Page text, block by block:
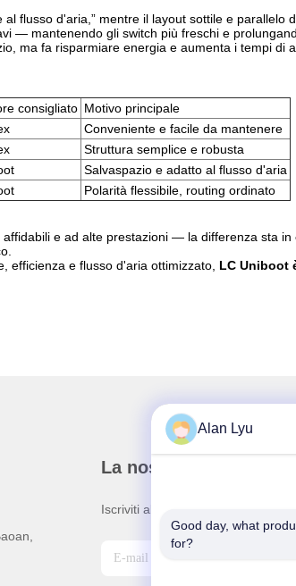
flusso d'aria,” mentre il layout sottile e parallelo
— mantenendo gli switch più freschi e
ma fa risparmiare energia e aumenta i tempi di
consigliato Motivo principale
Conveniente e facile da mantenere
Struttura semplice e robusta
Salvaspazio e adatto al flusso d'aria
Polarità flessibile, routing ordinato
e ad alte prestazioni — la differenza sta in
efficienza e flusso d'aria ottimizzato, LC Uniboot
La nostra newsletter
Iscriviti alla nostra newsletter per
Alan Lyu
Good day, what
for?